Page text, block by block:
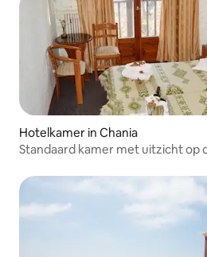
Hotelkamer in Chania
Standaard kamer met uitzicht op